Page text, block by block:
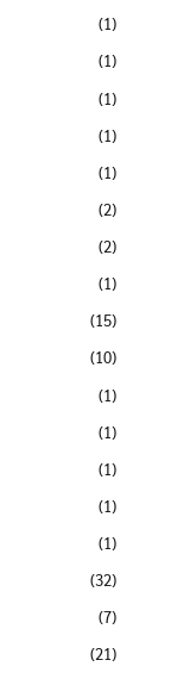
(1)
(1)
(1)
(1)
(1)
(2)
(2)
(1)
(15)
(10)
(1)
(1)
(1)
(1)
(1)
(32)
(7)
(21)